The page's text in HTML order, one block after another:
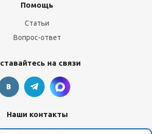
Помощь
Статьи
Вопрос-ответ
на связи
Наши контакты